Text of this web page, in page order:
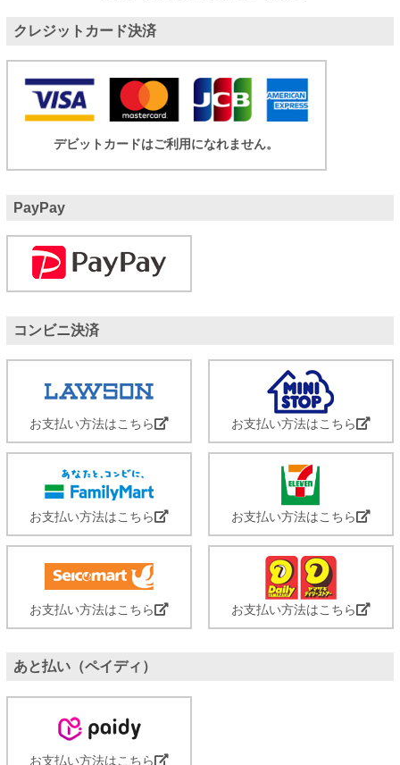
クレジットカード決済
デビットカードはご利用になれません。
PayPay
コンビニ決済
お支払い方法はこちら お支払い方法はこちら
お支払い方法はこちら お支払い方法はこちら
お支払い方法はこちら お支払い方法はこちら
あと払い（ペイディ）
お支払い方法はこちら